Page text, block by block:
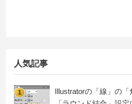
人気記事
1
Illustratorの「線」の